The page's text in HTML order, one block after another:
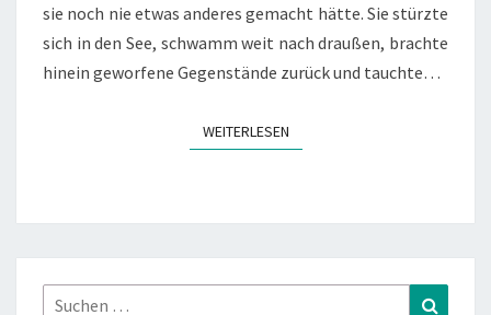
sie noch nie etwas anderes gemacht hätte. Sie stürzte
sich in den See, schwamm weit nach draußen, brachte
hinein geworfene Gegenstände zurück und tauchte…
WEITERLESENWEITERLESEN
Suchen